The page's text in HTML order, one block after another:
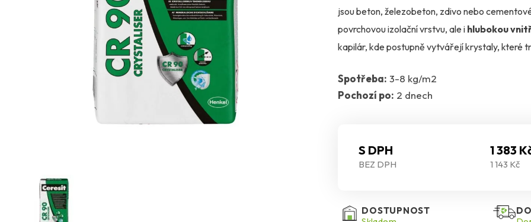
jsou beton, železobeton, zdivo nebo
povrchovou izolační vrstvu, ale i hlubokou
kapilár, kde postupně vytvářejí krystaly, které
pronikání vlhkosti z obou stran konstrukce –
(zemní vlhkost).
nebo nástřikem, a je kompatibilní s izolačními
57). Povrch malty je třeba chránit před
Spotřeba: 3-8 kg/m2
Pochozí po: 2 dnech
S DPH 1 383
BEZ DPH 1 143 Kč
DOSTUPNOST